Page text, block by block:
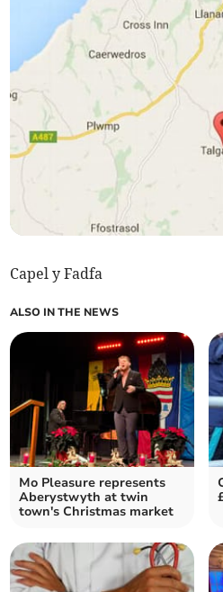
Capel y Fadfa
ALSO IN THE NEWS
Mo Pleasure represents
Aberystwyth at twin
town's Christmas market